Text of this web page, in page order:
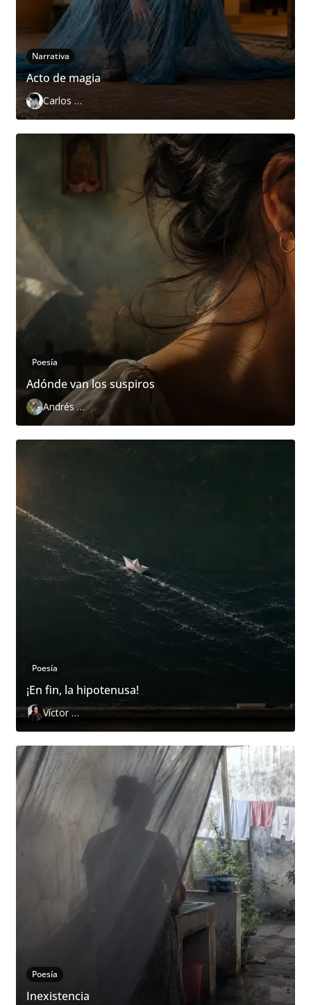
Narrativa
Acto de magia
Carlos Páramo López
Poesía
Adónde van los suspiros
Andrés Zurita Zafra
Poesía
¡En fin, la hipotenusa!
Víctor Hugo Pedraza
Poesía
Inexistencia